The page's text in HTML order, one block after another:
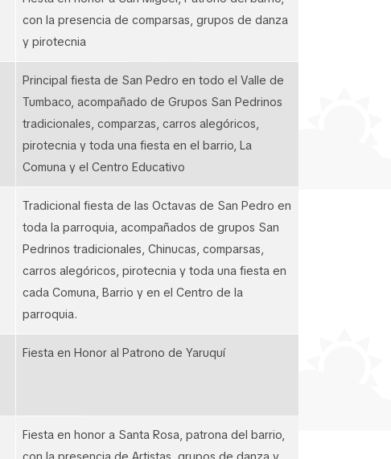
con la presencia de comparsas, grupos de danza
y pirotecnia
Principal fiesta de San Pedro en todo el Valle de
Tumbaco, acompañado de Grupos San Pedrinos
tradicionales, comparzas, carros alegóricos,
pirotecnia y toda una fiesta en el barrio, La
Comuna y el Centro Educativo
Tradicional fiesta de las Octavas de San Pedro en
toda la parroquia, acompañados de grupos San
Pedrinos tradicionales, Chinucas, comparsas,
carros alegóricos, pirotecnia y toda una fiesta en
cada Comuna, Barrio y en el Centro de la
parroquia.
Fiesta en Honor al Patrono de Yaruquí
Fiesta en honor a Santa Rosa, patrona del barrio,